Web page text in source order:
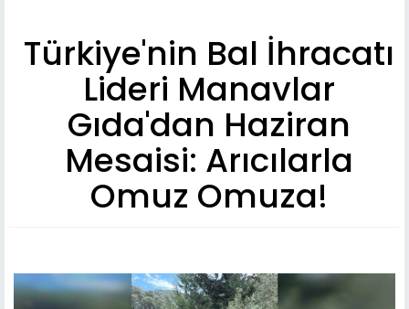
Türkiye'nin Bal İhracatı
Lideri Manavlar
Gıda'dan Haziran
Mesaisi: Arıcılarla
Omuz Omuza!